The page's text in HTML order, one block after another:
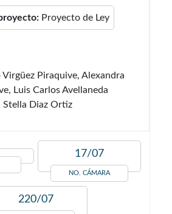
Proyecto de Ley
Piraquive, Alexandra
Luis Carlos Avellaneda
Stella Diaz Ortiz
17/07
NO. CÁMARA
220/07